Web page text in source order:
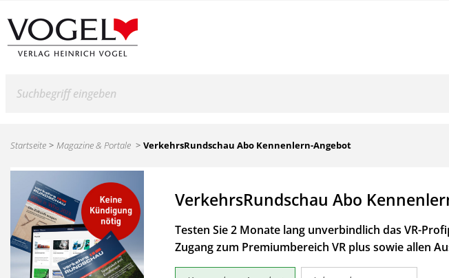
Startseite Magazine & Portale VerkehrsRundschau Abo Kennenlern-Angebot
VerkehrsRundschau Abo
Testen Sie 2 Monate lang unverbindlich das VR-
Zugang zum Premiumbereich VR plus sowieallen